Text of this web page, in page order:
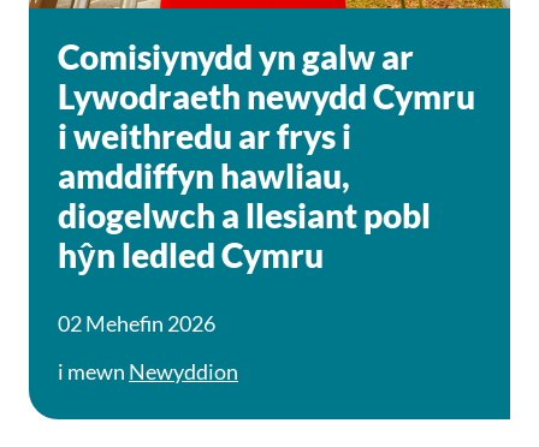
Comisiynydd yn galw ar
Lywodraeth newydd Cymru
i weithredu ar frys i
amddiffyn hawliau,
diogelwch a llesiant pobl
hŷn ledled Cymru
02 Mehefin 2026
i mewn Newyddion